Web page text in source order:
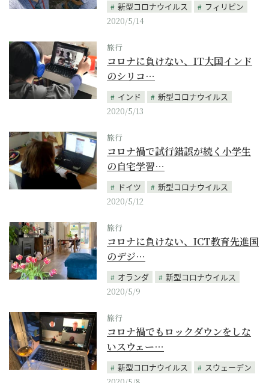
新型コロナウイルス
フィリピン
2020/5/14
旅行
コロナに負けない、IT大国インド
のシリコ…
インド
新型コロナウイルス
2020/5/13
旅行
コロナ禍で試行錯誤が続く小学生
の自宅学習…
ドイツ
新型コロナウイルス
2020/5/12
旅行
コロナに負けない、ICT教育先進国
のデジ…
オランダ
新型コロナウイルス
2020/5/9
旅行
コロナ禍でもロックダウンをしな
いスウェー…
新型コロナウイルス
スウェーデン